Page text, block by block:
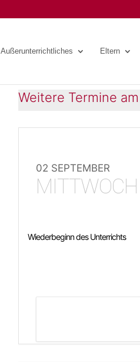
Außerunterrichtliches Eltern
Weitere Termine
02 SEPTEMBER
MITTWOCH
Wiederbeginn des Unterrichts